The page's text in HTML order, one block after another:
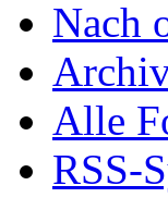
Nach
Alle
RSS-